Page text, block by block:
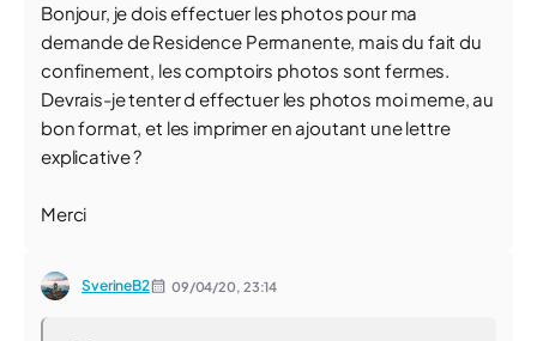
Bonjour, je dois effectuer les photos pour ma
demande de Residence Permanente, mais du fait du
confinement, les comptoirs photos sont fermes.
Devrais-je tenter d effectuer les photos moi meme, au
bon format, et les imprimer en ajoutant une lettre
explicative ?
Merci
SverineB2 09/04/20, 23:14